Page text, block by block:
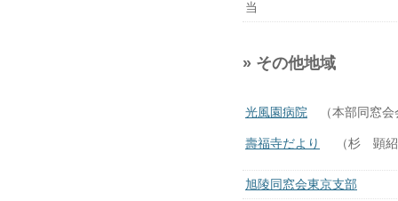
当
» その他地域
光風園病院 （本部同窓
壽福寺だより （杉 顕紹
旭陵同窓会東京支部